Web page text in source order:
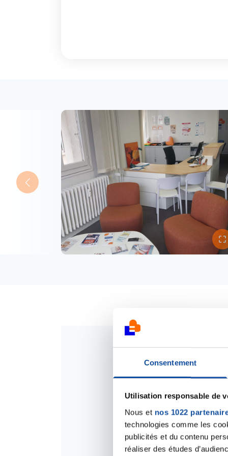
Consentement
Utilisation responsable de
Nous et nos 1022
technologies comme les
publicités et du contenu
réaliser des études
Le Comité de
bénévoles, partenaires